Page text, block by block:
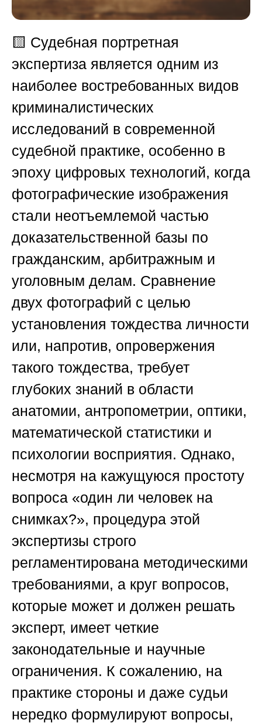
🟨 Судебная портретная
экспертиза является одним из
наиболее востребованных видов
криминалистических
исследований в современной
судебной практике, особенно в
эпоху цифровых технологий, когда
фотографические изображения
стали неотъемлемой частью
доказательственной базы по
гражданским, арбитражным и
уголовным делам. Сравнение
двух фотографий с целью
установления тождества личности
или, напротив, опровержения
такого тождества, требует
глубоких знаний в области
анатомии, антропометрии, оптики,
математической статистики и
психологии восприятия. Однако,
несмотря на кажущуюся простоту
вопроса «один ли человек на
снимках?», процедура этой
экспертизы строго
регламентирована методическими
требованиями, а круг вопросов,
которые может и должен решать
эксперт, имеет четкие
законодательные и научные
ограничения. К сожалению, на
практике стороны и даже судьи
нередко формулируют вопросы,